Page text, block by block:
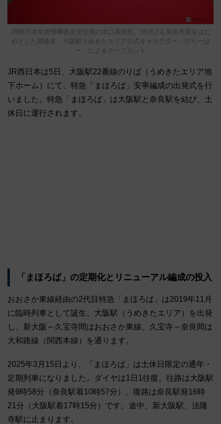
JR西日本常務理事阪奈支社長の水口英樹氏、仲川げん奈良市長をはじ
めとした関係者、大阪駅うめきたエリア公式キャラクター「びりーば
ー」によるテープカット
JR西日本は5日、大阪駅22番線のりば（うめきたエリア地
下ホーム）にて、特急「まほろば」安寧編成の出発式を行
いました。特急「まほろば」は大阪駅と奈良駅を結び、土
休日に運行されます。
「まほろば」の定期化とリニューアル編成の投入
おおさか東線経由の2代目特急「まほろば」は2019年11月
に臨時列車として誕生。大阪駅（うめきたエリア）を出発
し、新大阪～久宝寺間はおおさか東線、久宝寺～奈良間は
大和路線（関西本線）を通ります。
2025年3月15日より、「まほろば」は土休日限定の通年・
定期列車になりました。ダイヤは1日1往復。往路は大阪駅
発9時58分（奈良駅着10時57分）、復路は奈良駅発16時
21分（大阪駅着17時15分）です。途中、新大阪駅、法隆
寺駅に止まります。